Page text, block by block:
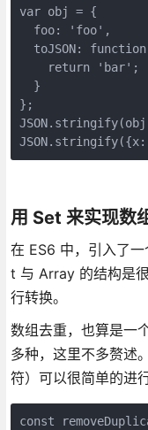
var obj = {
  foo: 'foo',
toJSON:
    return 'bar';
  }
};
用 Set 来实现数
在 ES6 中，引入了
t 与 Array 的结构是
行转换。
数组去重，也算是一
多种，这里不多赘述
符）可以很简单的进
const